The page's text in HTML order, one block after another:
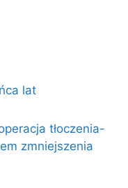
lat
tłoczenia-
zmniejszenia